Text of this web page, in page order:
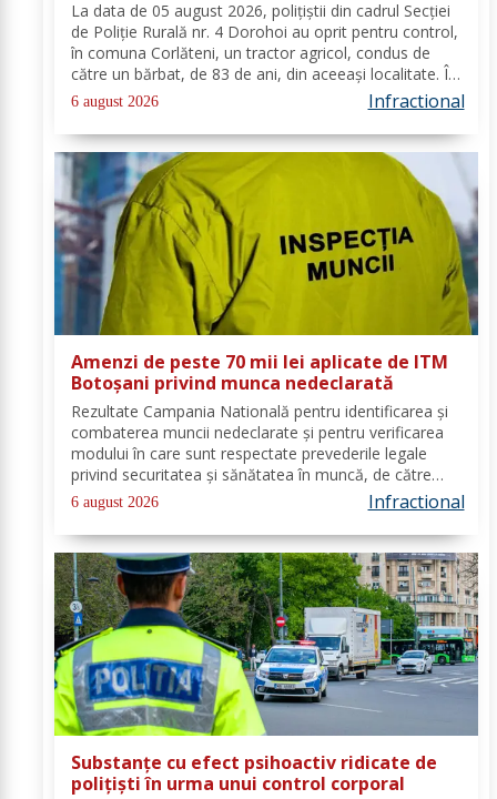
La data de 05 august 2026, polițiștii din cadrul Secției
de Poliție Rurală nr. 4 Dorohoi au oprit pentru control,
în comuna Corlăteni, un tractor agricol, condus de
către un bărbat, de 83 de ani, din aceeași localitate. În
urma verificărilor efectuate de către polițiști, s-a
constatat faptul că...
6 august 2026 Infractional
Amenzi de peste 70 mii lei aplicate de ITM
Botoșani privind munca nedeclarată
Rezultate Campania Natională pentru identificarea și
combaterea muncii nedeclarate și pentru verificarea
modului în care sunt respectate prevederile legale
privind securitatea și sănătatea în muncă, de către
angajatorii care desfășoară activități în domeniul
Industria alimentară - cod CAEN 10....
6 august 2026 Infractional
Substanțe cu efect psihoactiv ridicate de
polițiști în urma unui control corporal